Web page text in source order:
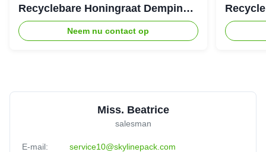
Recyclebare Honingraat Demping
Structuur voor Eco Beschermende
Verpakking
Neem nu contact op
Miss. Beatrice
salesman
E-mail: service10@skylinepack.com